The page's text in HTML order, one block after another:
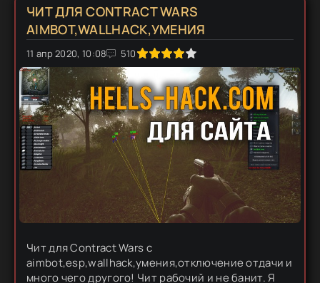
ЧИТ ДЛЯ CONTRACT WARS
AIMBOT,WALLHACK,УМЕНИЯ
11 апр 2020, 10:08 510
1 2 3 4 5
Чит для Contract Wars с
aimbot,esp,wallhack,умения,отключение отдачи и
много чего другого! Чит рабочий и не банит. Я